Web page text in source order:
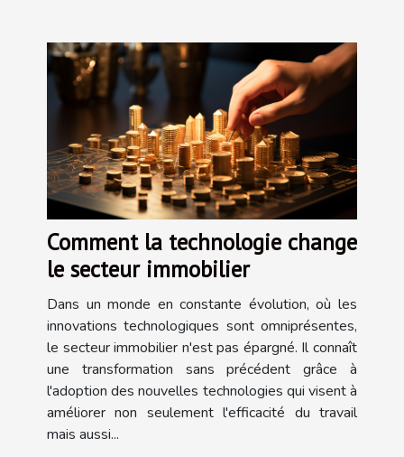
Comment la technologie change
le secteur immobilier
Dans un monde en constante évolution, où les
innovations technologiques sont omniprésentes,
le secteur immobilier n'est pas épargné. Il connaît
une transformation sans précédent grâce à
l'adoption des nouvelles technologies qui visent à
améliorer non seulement l'efficacité du travail
mais aussi...